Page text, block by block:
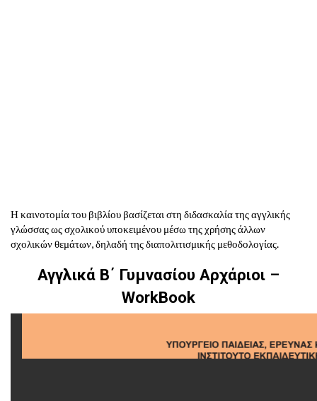
Η καινοτομία του βιβλίου βασίζεται στη διδασκαλία της αγγλικής
γλώσσας ως σχολικού υποκειμένου μέσω της χρήσης άλλων
σχολικών θεμάτων, δηλαδή της διαπολιτισμικής μεθοδολογίας.
Αγγλικά Β΄ Γυμνασίου Αρχάριοι –
WorkBook